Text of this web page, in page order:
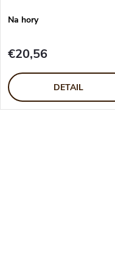
Na hory
€20,56
DETAIL